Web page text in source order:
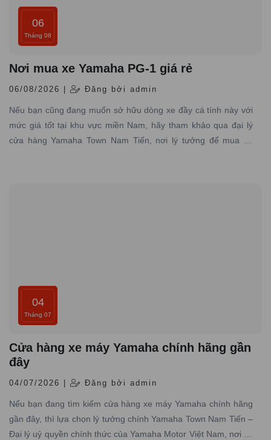
06
Tháng 08
Nơi mua xe Yamaha PG-1 giá rẻ
06/08/2026 | Đăng bởi admin
Nếu bạn cũng đang muốn sở hữu dòng xe đầy cá tính này với
mức giá tốt tại khu vực miền Nam, hãy tham khảo qua đại lý
cửa hàng Yamaha Town Nam Tiến, nơi lý tưởng để mua xe
04
Tháng 07
Cửa hàng xe máy Yamaha chính hãng gần
đây
04/07/2026 | Đăng bởi admin
Nếu bạn đang tìm kiếm cửa hàng xe máy Yamaha chính hãng
gần đây, thì lựa chọn lý tưởng chính Yamaha Town Nam Tiến –
Đại lý uỷ quyền chính thức của Yamaha Motor Việt Nam, nơi có